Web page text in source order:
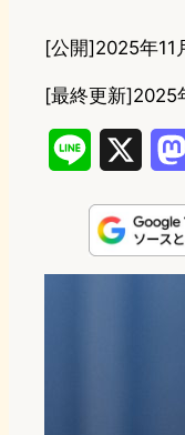
[公開]2025年11
[最終更新]2025
n
e